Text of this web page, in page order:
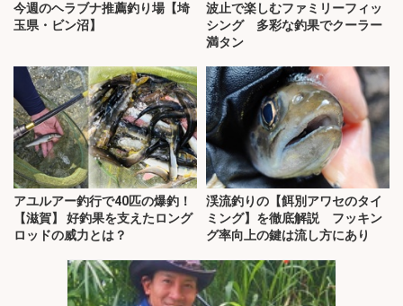
今週のヘラブナ推薦釣り場【埼
玉県・ビン沼】
波止で楽しむファミリーフィッ
シング 多彩な釣果でクーラー
満タン
アユルアー釣行で40匹の爆釣！
【滋賀】 好釣果を支えたロング
ロッドの威力とは？
渓流釣りの【餌別アワセのタイ
ミング】を徹底解説 フッキン
グ率向上の鍵は流し方にあり